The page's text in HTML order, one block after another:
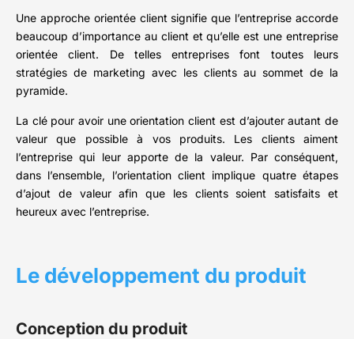
Une approche orientée client signifie que l’entreprise accorde
beaucoup d’importance au client et qu’elle est une entreprise
orientée client. De telles entreprises font toutes leurs
stratégies de marketing avec les clients au sommet de la
pyramide.
La clé pour avoir une orientation client est d’ajouter autant de
valeur que possible à vos produits. Les clients aiment
l’entreprise qui leur apporte de la valeur. Par conséquent,
dans l’ensemble, l’orientation client implique quatre étapes
d’ajout de valeur afin que les clients soient satisfaits et
heureux avec l’entreprise.
Le développement du produit
Conception du produit